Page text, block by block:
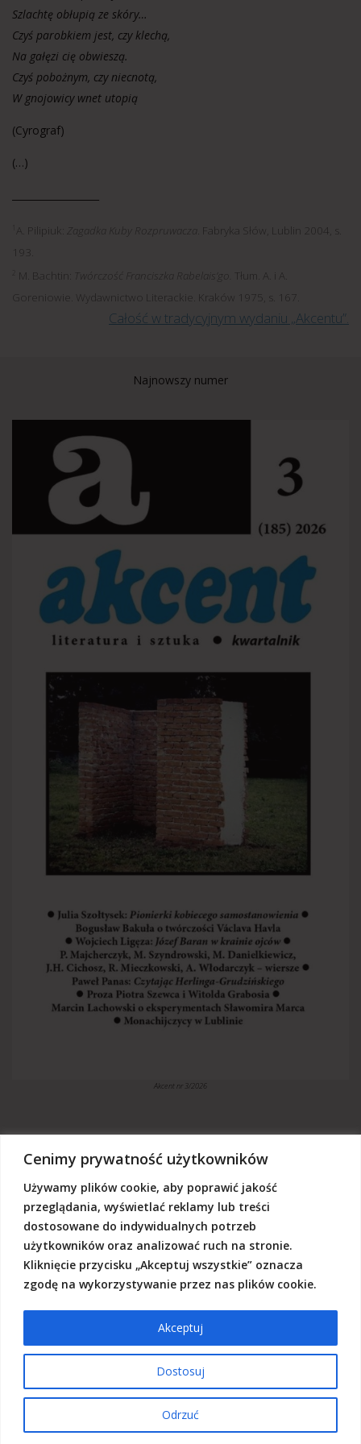
Cenimy prywatność użytkowników
Używamy plików cookie, aby poprawić jakość
przeglądania, wyświetlać reklamy lub treści
dostosowane do indywidualnych potrzeb
użytkowników oraz analizować ruch na stronie.
Kliknięcie przycisku „Akceptuj wszystkie” oznacza
zgodę na wykorzystywanie przez nas plików cookie.
Dostosuj
Odrzuć
Akceptuj
Szlachtę obłupią ze skóry…
Czyś parobkiem jest, czy klechą,
Na gałęzi cię obwieszą.
Czyś pobożnym, czy niecnotą,
W gnojowicy wnet utopią
(Cyrograf)
(…)
A. Pilipiuk: Zagadka Kuby Rozpruwacza . Fabryka Słów, Lublin 2004, s.
193.
M. Bachtin: Twórczość Franciszka Rabelais’go.
Tłum. A. i A.
Goreniowie. Wydawnictwo Literackie. Kraków 1975, s. 167.
Całość w tradycyjnym wydaniu „Akcentu”.
Najnowszy numer
Akcent nr 3/2026
„Akcent” jest czasopismem niezależnym, utrzymujemy się z dotacji
budżetowych oraz darowizn. Będziemy wdzięczni, jeśli zechcą nas
Państwo wesprzeć dowolną kwotą.
Wschodnia Fundacja Kultury „Akcent”, ul. Grodzka 3, 20-112 Lublin
Nr rachunku:50124015031111000017528667
(z dopiskiem: Darowizna na działalność statutową Wschodniej
Fundacji Kultury Akcent w sferze pożytku publicznego)